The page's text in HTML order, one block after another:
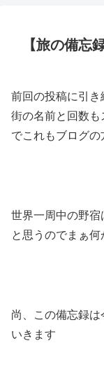
【旅の備忘
前回の投稿に引き
街の名前と回数
でこれもブログ
世界一周中の野宿
と思うのでまぁ
尚、この備忘録
いきます